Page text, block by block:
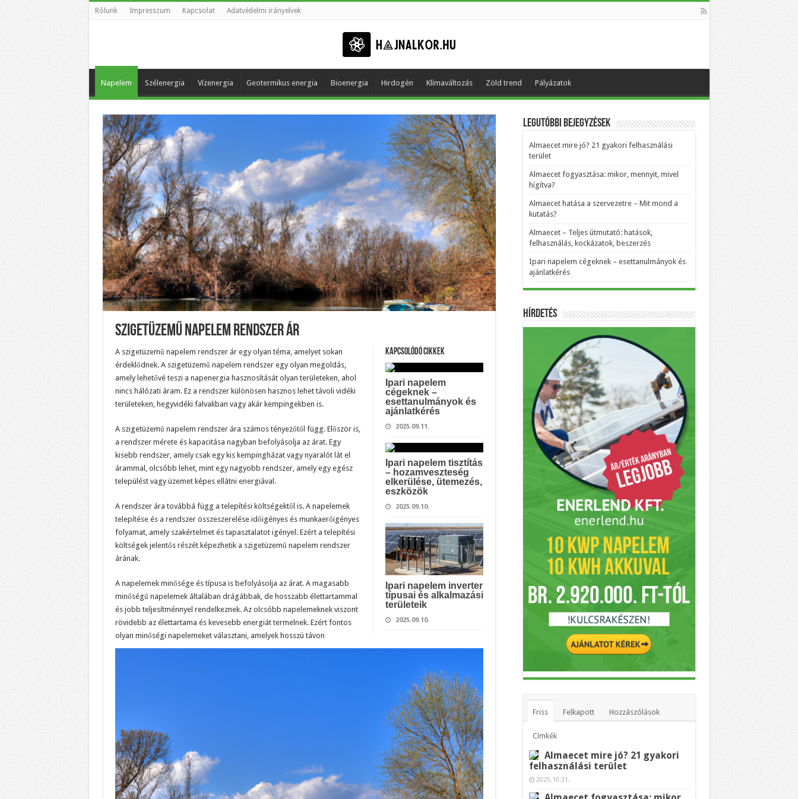
Rólunk Impresszum Kapcsolat Adatvédelmi irányelvek
Napelem Szélenergia Vízenergia Geotermikus energia Bioenergia Hirdogén Klímaváltozás Zöld trend Pályázatok
Szigetüzemű Napelem Rendszer Ár
Kapcsolódó cikkek
Ipari napelem
cégeknek –
esettanulmányok és
ajánlatkérés
2025.09.11.
Ipari napelem tisztítás
– hozamveszteség
elkerülése, ütemezés,
eszközök
2025.09.10.
Ipari napelem inverter
típusai és alkalmazási
területeik
2025.09.10.
A szigetüzemű napelem rendszer ár egy olyan téma, amelyet sokan
érdeklődnek. A szigetüzemű napelem rendszer egy olyan megoldás,
amely lehetővé teszi a napenergia hasznosítását olyan területeken, ahol
nincs hálózati áram. Ez a rendszer különösen hasznos lehet távoli vidéki
területeken, hegyvidéki falvakban vagy akár kempingekben is.
A szigetüzemű napelem rendszer ára számos tényezőtől függ. Először is,
a rendszer mérete és kapacitása nagyban befolyásolja az árat. Egy
kisebb rendszer, amely csak egy kis kempingházat vagy nyaralót lát el
árammal, olcsóbb lehet, mint egy nagyobb rendszer, amely egy egész
települést vagy üzemet képes ellátni energiával.
A rendszer ára továbbá függ a telepítési költségektől is. A napelemek
telepítése és a rendszer összeszerelése időigényes és munkaerőigényes
folyamat, amely szakértelmet és tapasztalatot igényel. Ezért a telepítési
költségek jelentős részét képezhetik a szigetüzemű napelem rendszer
árának.
A napelemek minősége és típusa is befolyásolja az árat. A magasabb
minőségű napelemek általában drágábbak, de hosszabb élettartammal
és jobb teljesítménnyel rendelkeznek. Az olcsóbb napelemeknek viszont
rövidebb az élettartama és kevesebb energiát termelnek. Ezért fontos
olyan minőségi napelemeket választani, amelyek hosszú távon
Legutóbbi bejegyzések
Almaecet mire jó? 21 gyakori felhasználási
terület
Almaecet fogyasztása: mikor, mennyit, mivel
hígítva?
Almaecet hatása a szervezetre – Mit mond a
kutatás?
Almaecet – Teljes útmutató: hatások,
felhasználás, kockázatok, beszerzés
Ipari napelem cégeknek – esettanulmányok és
ajánlatkérés
Hírdetés
Friss Felkapott Hozzászólások
Címkék
Almaecet mire jó? 21 gyakori
felhasználási terület
2025.10.31.